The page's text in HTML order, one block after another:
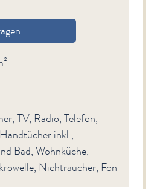
TV, Radio, Telefon,
inkl.,
Bad, Wohnküche,
Nichtraucher, Fön